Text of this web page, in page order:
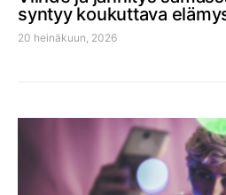
syntyy koukuttava
20 heinäkuun, 2026